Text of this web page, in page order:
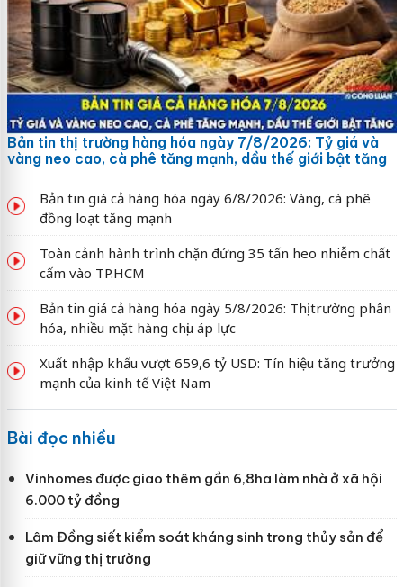
Bản tin thị trường hàng hóa ngày 7/8/2026: Tỷ giá và
vàng neo cao, cà phê tăng mạnh, dầu thế giới bật tăng
Bản tin giá cả hàng hóa ngày 6/8/2026: Vàng, cà phê
đồng loạt tăng mạnh
Toàn cảnh hành trình chặn đứng 35 tấn heo nhiễm chất
cấm vào TP.HCM
Bản tin giá cả hàng hóa ngày 5/8/2026: Thị trường phân
hóa, nhiều mặt hàng chịu áp lực
Xuất nhập khẩu vượt 659,6 tỷ USD: Tín hiệu tăng trưởng
mạnh của kinh tế Việt Nam
Bài đọc nhiều
Vinhomes được giao thêm gần 6,8ha làm nhà ở xã hội
6.000 tỷ đồng
Lâm Đồng siết kiểm soát kháng sinh trong thủy sản để
giữ vững thị trường